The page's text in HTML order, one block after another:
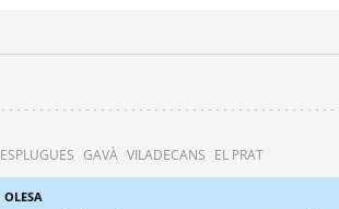
ESPLUGUES GAVÀ VILADECANS EL PRAT
OLESA